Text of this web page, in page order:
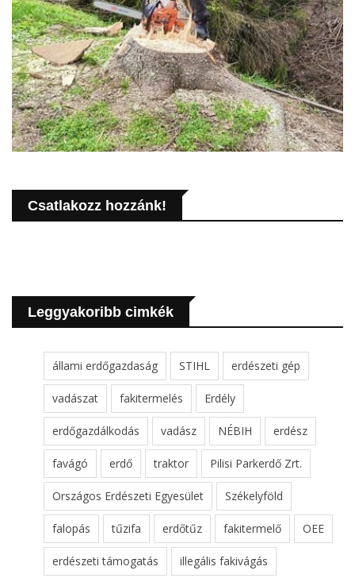
Csatlakozz hozzánk!
Leggyakoribb cimkék
állami erdőgazdaság STIHL erdészeti gép
vadászat fakitermelés Erdély
erdőgazdálkodás vadász NÉBIH erdész
favágó erdő traktor Pilisi Parkerdő Zrt.
Országos Erdészeti Egyesület Székelyföld
falopás tűzifa erdőtűz fakitermelő OEE
erdészeti támogatás illegális fakivágás